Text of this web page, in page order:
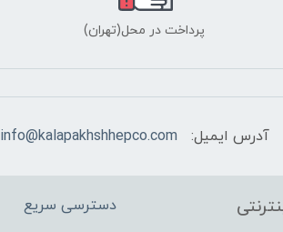
پرداخت در محل(تهران)
آدرس ایمیل: info@kalapakhshhepco.com
دسترسی سریع